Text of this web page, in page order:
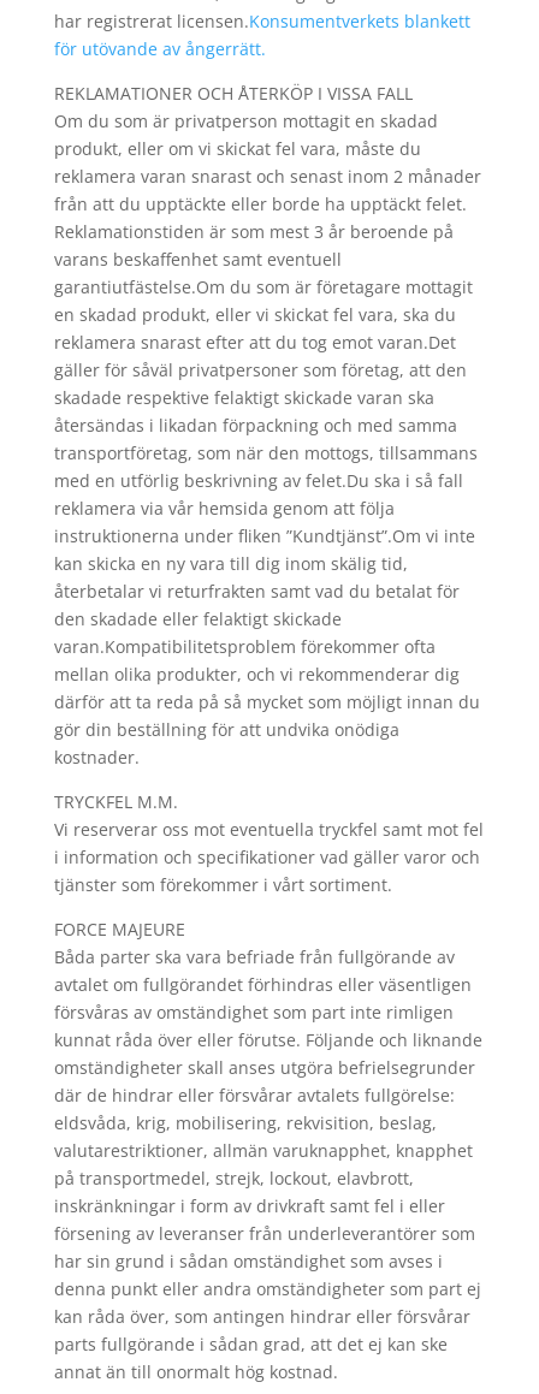
har registrerat licensen.Konsumentverkets blankett
för utövande av ångerrätt.
REKLAMATIONER OCH ÅTERKÖP I VISSA FALL
Om du som är privatperson mottagit en skadad
produkt, eller om vi skickat fel vara, måste du
reklamera varan snarast och senast inom 2 månader
från att du upptäckte eller borde ha upptäckt felet.
Reklamationstiden är som mest 3 år beroende på
varans beskaffenhet samt eventuell
garantiutfästelse.Om du som är företagare mottagit
en skadad produkt, eller vi skickat fel vara, ska du
reklamera snarast efter att du tog emot varan.Det
gäller för såväl privatpersoner som företag, att den
skadade respektive felaktigt skickade varan ska
återsändas i likadan förpackning och med samma
transportföretag, som när den mottogs, tillsammans
med en utförlig beskrivning av felet.Du ska i så fall
reklamera via vår hemsida genom att följa
instruktionerna under fliken ”Kundtjänst”.Om vi inte
kan skicka en ny vara till dig inom skälig tid,
återbetalar vi returfrakten samt vad du betalat för
den skadade eller felaktigt skickade
varan.Kompatibilitetsproblem förekommer ofta
mellan olika produkter, och vi rekommenderar dig
därför att ta reda på så mycket som möjligt innan du
gör din beställning för att undvika onödiga
kostnader.
TRYCKFEL M.M.
Vi reserverar oss mot eventuella tryckfel samt mot fel
i information och specifikationer vad gäller varor och
tjänster som förekommer i vårt sortiment.
FORCE MAJEURE
Båda parter ska vara befriade från fullgörande av
avtalet om fullgörandet förhindras eller väsentligen
försvåras av omständighet som part inte rimligen
kunnat råda över eller förutse. Följande och liknande
omständigheter skall anses utgöra befrielsegrunder
där de hindrar eller försvårar avtalets fullgörelse:
eldsvåda, krig, mobilisering, rekvisition, beslag,
valutarestriktioner, allmän varuknapphet, knapphet
på transportmedel, strejk, lockout, elavbrott,
inskränkningar i form av drivkraft samt fel i eller
försening av leveranser från underleverantörer som
har sin grund i sådan omständighet som avses i
denna punkt eller andra omständigheter som part ej
kan råda över, som antingen hindrar eller försvårar
parts fullgörande i sådan grad, att det ej kan ske
annat än till onormalt hög kostnad.